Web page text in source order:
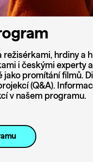
režisérkami, hrdiny a
i českými experty
jako promítání filmů.
(Q&A).
v našem programu.